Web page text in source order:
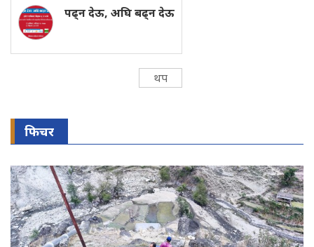
पढ्न देऊ, अघि बढ्न देऊ
थप
फिचर